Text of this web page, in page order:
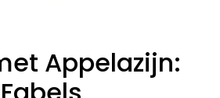
Appelazijn: